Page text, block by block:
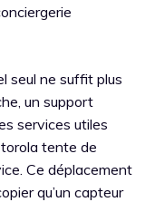
seul ne suffit plus
un support
services utiles
tente de
Ce déplacement
qu’un capteur